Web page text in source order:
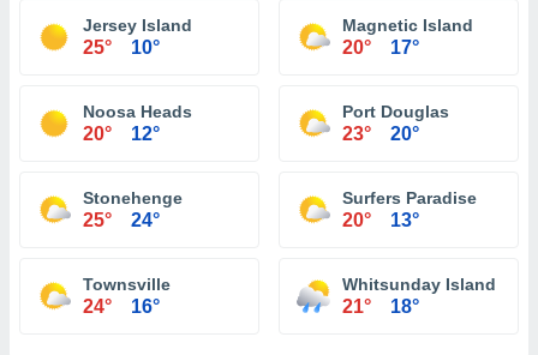
Jersey Island
25° 10°
Magnetic Island
20° 17°
Noosa Heads
20° 12°
Port Douglas
23° 20°
Stonehenge
25° 24°
Surfers Paradise
20° 13°
Townsville
24° 16°
Whitsunday Island
21° 18°